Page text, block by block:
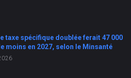
taxe spécifique doublée ferait 47 000
moins en 2027, selon le Minsanté